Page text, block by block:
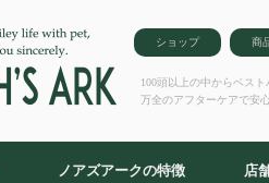
ショップ 商
100頭以上の中からベス
万全のアフターケアで安
ノアズアークの特徴 店